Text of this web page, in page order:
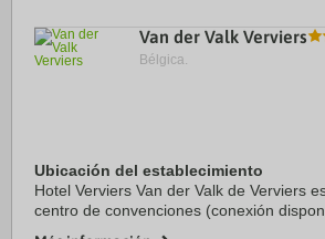
Van der Valk Verviers
Bélgica.
Ubicación del establecimiento
Hotel Verviers Van der Valk de Verviers
centro de convenciones (conexión